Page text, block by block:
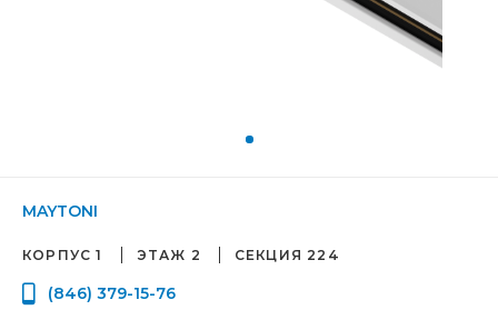
MAYTONI
КОРПУС 1 ЭТАЖ 2 СЕКЦИЯ 224
(846) 379-15-76